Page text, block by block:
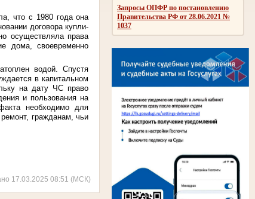
Запросы ОПФР по постановлению
Правительства РФ от 28.06.2021 №
1037
что с 1980 года она
договора купли-
осуществляла права
дома, своевременно
водой. Спустя
в капитальном
на дату ЧС право
и пользования на
необходимо для
гражданам, чьи
17.03.2025 08:51 (МСК)